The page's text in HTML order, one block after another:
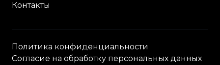
Контакты
Политика конфиденциальности
Согласие на обработку персональных данных